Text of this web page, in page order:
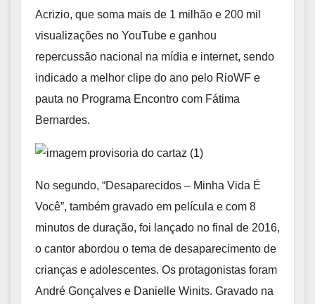
Acrizio, que soma mais de 1 milhão e 200 mil
visualizações no YouTube e ganhou
repercussão nacional na mídia e internet, sendo
indicado a melhor clipe do ano pelo RioWF e
pauta no Programa Encontro com Fátima
Bernardes.
No segundo, “Desaparecidos – Minha Vida É
Você”, também gravado em película e com 8
minutos de duração, foi lançado no final de 2016,
o cantor abordou o tema de desaparecimento de
crianças e adolescentes. Os protagonistas foram
André Gonçalves e Danielle Winits. Gravado na